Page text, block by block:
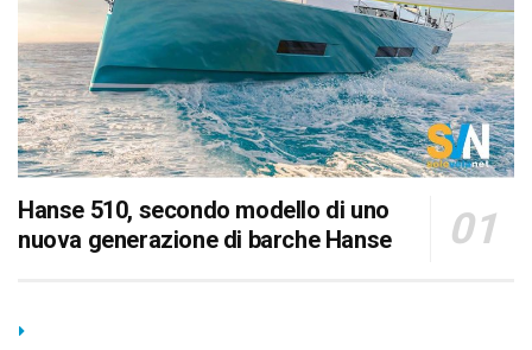
Hanse 510, secondo modello di uno
nuova generazione di barche Hanse